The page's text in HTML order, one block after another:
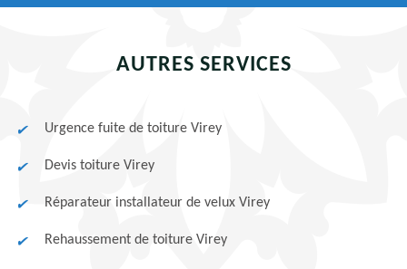
AUTRES SERVICES
Urgence fuite de toiture Virey
Devis toiture Virey
Réparateur installateur de velux Virey
Rehaussement de toiture Virey